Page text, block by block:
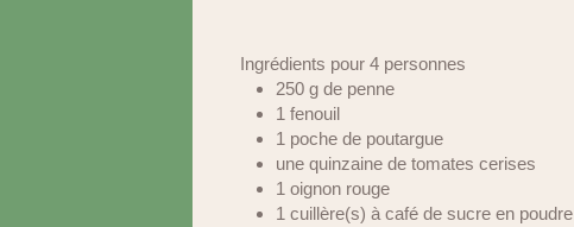
Ingrédients pour 4 personnes
250 g de penne
1 fenouil
1 poche de poutargue
une quinzaine de tomates cerises
1 oignon rouge
1 cuillère(s) à café de sucre en poudre